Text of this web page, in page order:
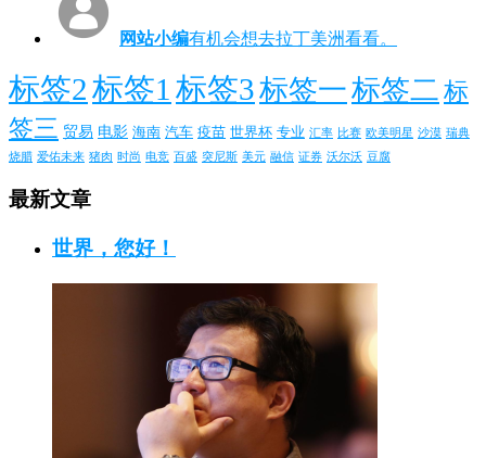
网站小编有机会想去拉丁美洲看看。
标签2标签1 标签3标签一标签二标
签三 贸易 电影 海南 汽车 疫苗 世界杯 专业 汇率 比赛 欧美明星 沙漠 瑞典
烧腊 爱佑未来 猪肉 时尚 电竞 百盛 突尼斯 美元 融信 证券 沃尔沃 豆腐
最新文章
世界，您好！